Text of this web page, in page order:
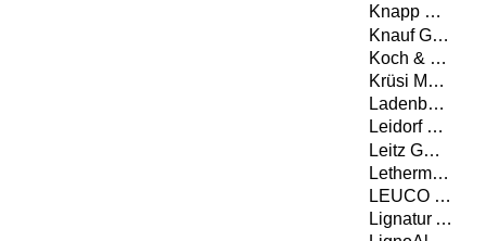
Knapp GmbH
Knauf Gips KG
Koch & Schulte GmbH & Co. KG
Krüsi Maschinenbau AG
Ladenburger GmbH
Leidorf GmbH
Leitz GmbH & Co. KG
Lethermo GmbH
LEUCO Ledermann GmbH & Co. KG
Lignatur AG